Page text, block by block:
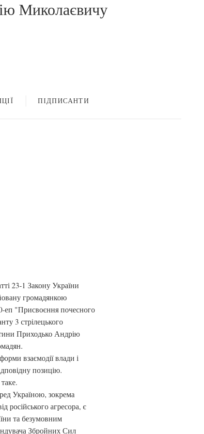
Миколаєвичу
ПІДПИСАНТИ
23-1 Закону України
громадянкою
"Присвоєння почесного
3 стрілецького
Приходько Андрію
взаємодії влади і
позицію.
Україною, зокрема
російського агресора, є
та безумовним
Збройних Сил